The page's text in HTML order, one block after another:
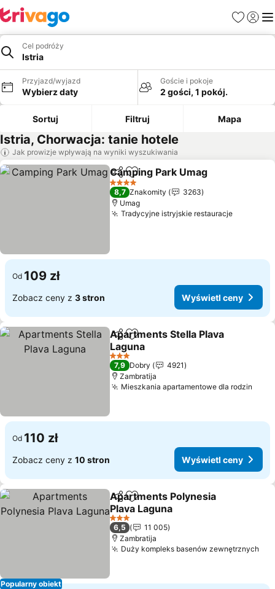
Ulubione
Cel podróży
Istria
Przyjazd/wyjazd
Wybierz daty
Goście i pokoje
2 gości, 1 pokój.
Sortuj Filtruj Mapa
Istria, Chorwacja: tanie hotele
Jak prowizje wpływają na wyniki wyszukiwania
UdostępnijDodaj do ulubionych
Camping Park Umag
4 Kategoria
8,7 Znakomity
3263
Umag
Tradycyjne istryjskie restauracje
Od 109 zł
Zobacz ceny z 3 stron Wyświetl ceny
UdostępnijDodaj do ulubionych
Apartments Stella Plava
Laguna
3 Kategoria
7,9 Dobry
4921
Zambratija
Mieszkania apartamentowe dla rodzin
Od 110 zł
Zobacz ceny z 10 stron Wyświetl ceny
Popularny obiekt
UdostępnijDodaj do ulubionych
Apartments Polynesia
Plava Laguna
3 Kategoria
6,5
11 005
Zambratija
Duży kompleks basenów zewnętrznych